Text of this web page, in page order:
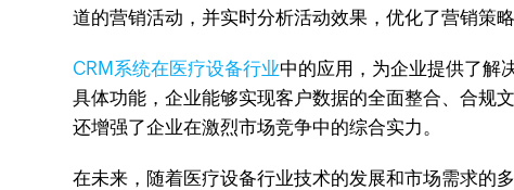
道的营销活动，并实时分析活动效果，优化了营销策
CRM系统在医疗设备行业中的应用，为企业提供了解
具体功能，企业能够实现客户数据的全面整合、合规
还增强了企业在激烈市场竞争中的综合实力。
在未来，随着医疗设备行业技术的发展和市场需求的